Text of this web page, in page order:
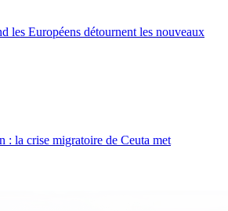
les Européens détournent les nouveaux
: la crise migratoire de Ceuta met